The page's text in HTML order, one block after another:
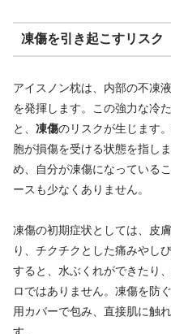
凍傷を引き起こすリスク
アイスノン枕は、内部の不凍
を発揮します。この強力な冷
と、 凍傷のリスクが生じます
胞が損傷を受ける状態を指し
め、自分が凍傷になっている
ースも少なくありません。
凍傷の初期症状としては、皮
り、チクチクとした痛みやし
すると、水ぶくれができたり
ロではありません。凍傷を防
用カバーで包み、直接肌に触